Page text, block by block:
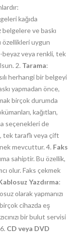
kağıda
ve baskı
özellikleri uygun
beyaz veya renkli, tek
2. Tarama:
herhangi bir belgeyi
yapmadan önce,
birçok durumda
kağıtları,
seçenekleri de
tek taraflı veya çift
mevcuttur. 4. Faks
sahiptir. Bu özellik,
olur. Faks çekmek
Yazdırma:
olarak yapmanızı
cihazda eş
bir bulut servisi
CD veya DVD